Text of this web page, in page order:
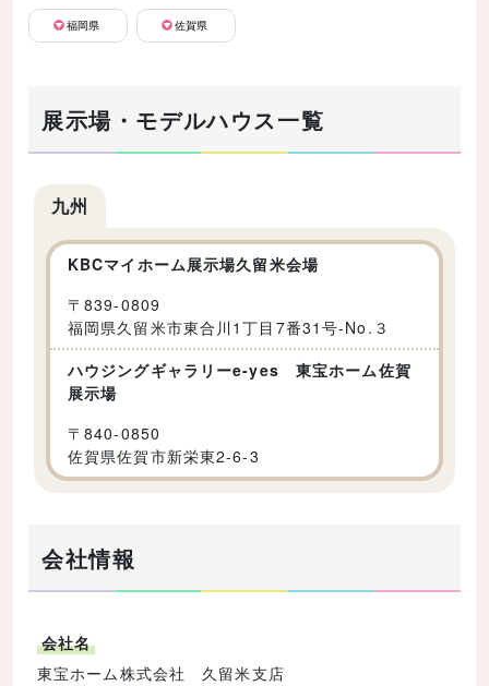
福岡県 佐賀県
展示場・モデルハウス一覧
九州
KBCマイホーム展示場久留米会場
〒839-0809
福岡県久留米市東合川1丁目7番31号-No.３
ハウジングギャラリーe-yes 東宝ホーム佐賀
展示場
〒840-0850
佐賀県佐賀市新栄東2-6-3
会社情報
会社名
東宝ホーム株式会社 久留米支店